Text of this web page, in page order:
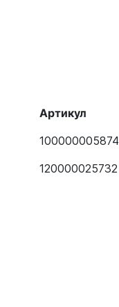
Артикул
100000005874
120000025732